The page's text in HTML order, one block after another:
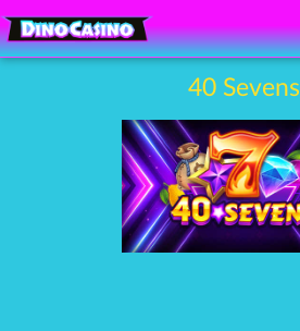
40 Sevens